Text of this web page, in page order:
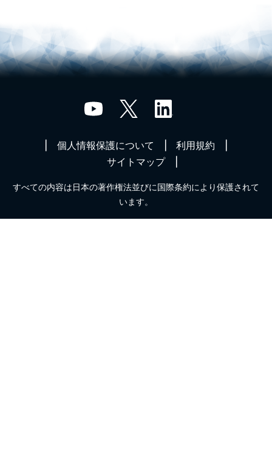
個人情報保護について
利用規約
サイトマップ
すべての内容は日本の著作権法並びに国際条約により保護されて
います。